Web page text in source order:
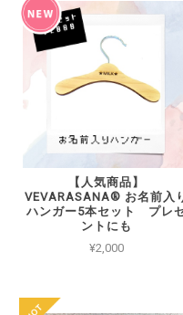
【人気商品】
VEVARASANA®︎ お名前入
ハンガー5本セット プレ
ントにも
¥2,000